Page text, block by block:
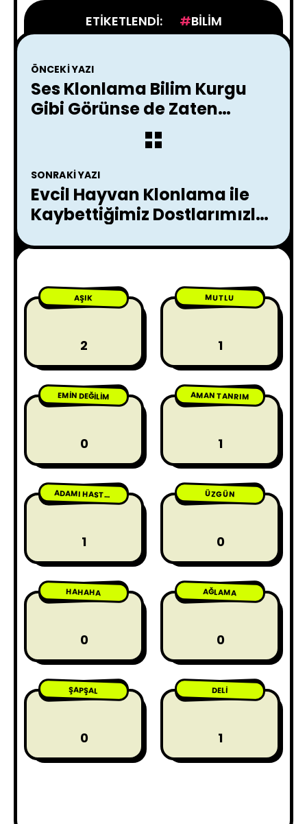
ETIKETLENDI: BILIM
ÖNCEKI YAZI
Ses Klonlama Bilim Kurgu
Gibi Görünse de Zaten
Hayatımızda !
SONRAKI YAZI
Evcil Hayvan Klonlama ile
Kaybettiğimiz Dostlarımızla
AŞIK
2
MUTLU
1
EMIN DEĞILIM
0
AMAN TANRIM
1
ADAMI HASTA ETME
1
ÜZGÜN
0
HAHAHA
0
AĞLAMA
0
ŞAPŞAL
0
DELI
1